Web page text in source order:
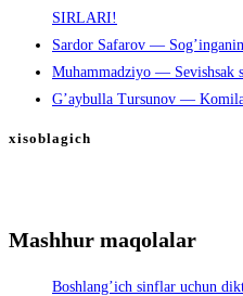
SIRLARI!
Sardor Safarov —
Muhammadziyo — Sevishsak
G’aybulla Tursunov —
xisoblagich
Mashhur maqolalar
Boshlang’ich sinflar uchun